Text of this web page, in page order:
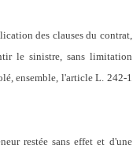
des clauses du contrat,
le sinistre, sans limitation
ensemble, l'article L. 242-1
restée sans effet et d'une